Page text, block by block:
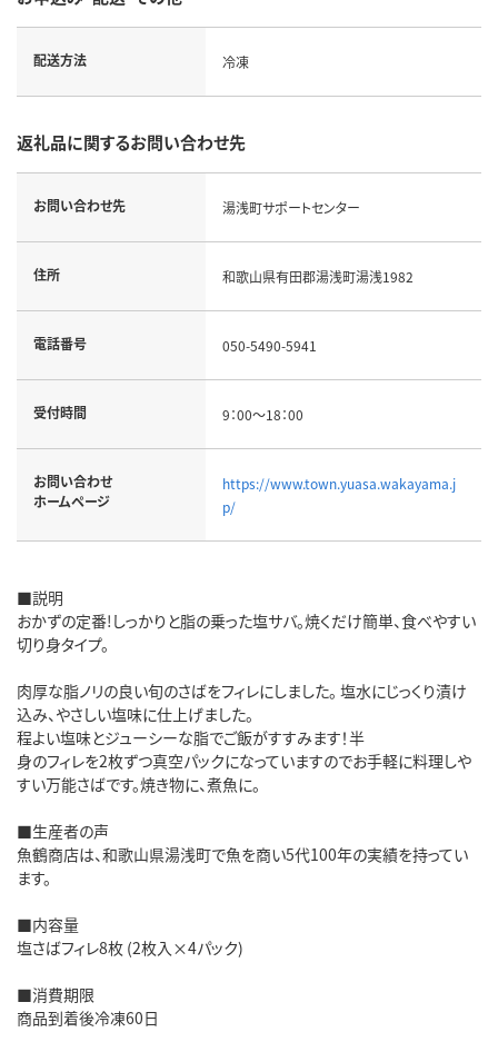
配送方法 冷凍
返礼品に関するお問い合わせ先
お問い合わせ先 湯浅町サポートセンター
住所 和歌山県有田郡湯浅町湯浅1982
電話番号 050-5490-5941
受付時間 9：00～18：00
お問い合わせ
ホームページ
https://www.town.yuasa.wakayama.j
p/
■説明
おかずの定番!しっかりと脂の乗った塩サバ。焼くだけ簡単、食べやすい
切り身タイプ。
肉厚な脂ノリの良い旬のさばをフィレにしました。 塩水にじっくり漬け
込み、やさしい塩味に仕上げました。
程よい塩味とジューシーな脂でご飯がすすみます！半
身のフィレを2枚ずつ真空パックになっていますのでお手軽に料理しや
すい万能さばです。焼き物に、煮魚に。
■生産者の声
魚鶴商店は、和歌山県湯浅町で魚を商い5代100年の実績を持ってい
ます。
■内容量
塩さばフィレ8枚 (2枚入×4パック)
■消費期限
商品到着後冷凍60日